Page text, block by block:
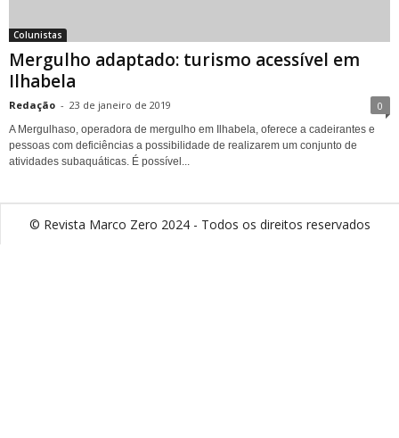
Colunistas
Mergulho adaptado: turismo acessível em
Ilhabela
Redação - 23 de janeiro de 2019 0
A Mergulhaso, operadora de mergulho em Ilhabela, oferece a cadeirantes e
pessoas com deficiências a possibilidade de realizarem um conjunto de
atividades subaquáticas. É possível...
© Revista Marco Zero 2024 - Todos os direitos reservados